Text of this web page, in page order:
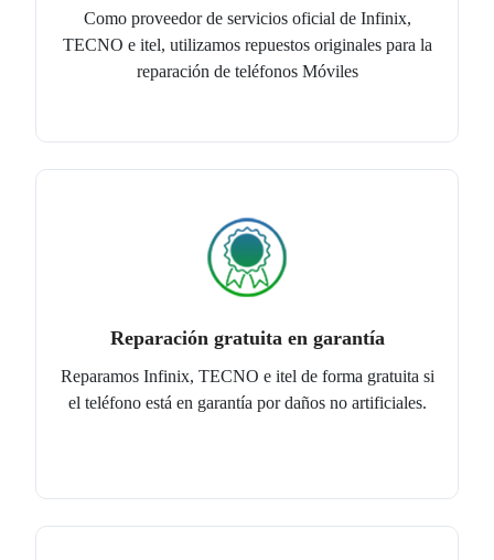
Como proveedor de servicios oficial de Infinix,
TECNO e itel, utilizamos repuestos originales para la
reparación de teléfonos Móviles
Reparación gratuita en garantía
Reparamos Infinix, TECNO e itel de forma gratuita si
el teléfono está en garantía por daños no artificiales.